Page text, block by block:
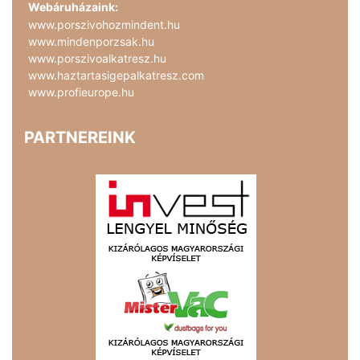
Webáruházaink:
www.porszivohozmindent.hu
www.mindenporzsak.hu
www.porszivoalkatresz.hu
www.haztartasigepalkatresz.com
www.profieurope.hu
PARTNEREINK